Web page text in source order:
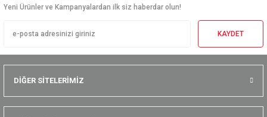
Yeni Ürünler ve Kampanyalardan ilk siz haberdar olun!
KAYDET
DİĞER SİTELERİMİZ